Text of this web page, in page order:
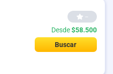
--
Desde$58.500
Buscar